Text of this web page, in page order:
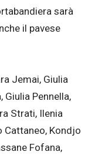
sarà
il pavese
Jemai, Giulia
Giulia Pennella,
Strati, Ilenia
Cattaneo, Kondjo
Fofana,